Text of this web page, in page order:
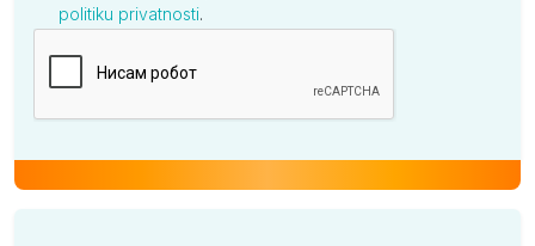
politiku privatnosti.